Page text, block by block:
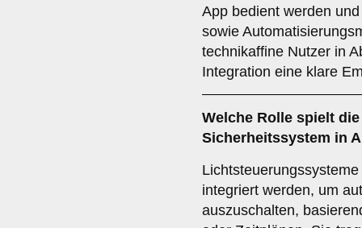
App bedient werden
sowie
technikaffine Nutzer in
Integration eine klare
Welche Rolle spielt
Sicherheitssystem in
integriert werden, um
auszuschalten,